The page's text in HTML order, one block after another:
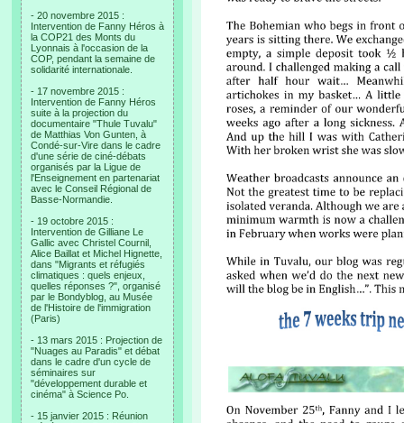
- 20 novembre 2015 :
Intervention de Fanny Héros à
la COP21 des Monts du
Lyonnais à l'occasion de la
COP, pendant la semaine de
solidarité internationale.
- 17 novembre 2015 :
Intervention de Fanny Héros
suite à la projection du
documentaire "Thule Tuvalu"
de Matthias Von Gunten, à
Condé-sur-Vire dans le cadre
d'une série de ciné-débats
organisés par la Ligue de
l'Enseignement en partenariat
avec le Conseil Régional de
Basse-Normandie.
- 19 octobre 2015 :
Intervention de Gilliane Le
Gallic avec Christel Cournil,
Alice Baillat et Michel Hignette,
dans "Migrants et réfugiés
climatiques : quels enjeux,
quelles réponses ?", organisé
par le Bondyblog, au Musée
de l'Histoire de l'immigration
(Paris)
- 13 mars 2015 : Projection de
"Nuages au Paradis" et débat
dans le cadre d'un cycle de
séminaires sur
"développement durable et
cinéma" à Science Po.
- 15 janvier 2015 : Réunion